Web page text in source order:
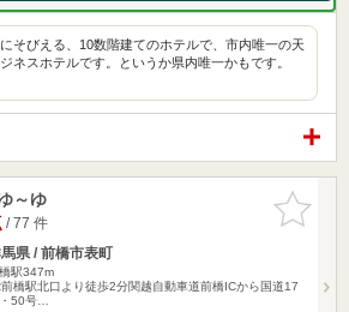
そびえる、10数階建てのホテルで、市内唯一の天
ネスホテルです。というか県内唯一かもです。
お気に入
りに追加
～ゆ
/ 77 件
県 / 前橋市表町
駅347m
橋駅北口より徒歩2分関越自動車道前橋ICから国道17
50号…